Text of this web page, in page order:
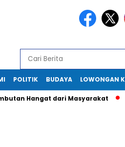
POLITIK BUDAYA LOWONGAN
Hangat dari Masyarakat